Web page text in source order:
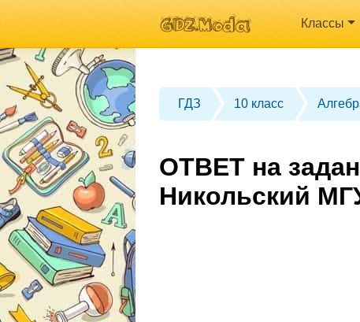
Классы
ГДЗ 10 класс
ОТВЕТ на
Никольский